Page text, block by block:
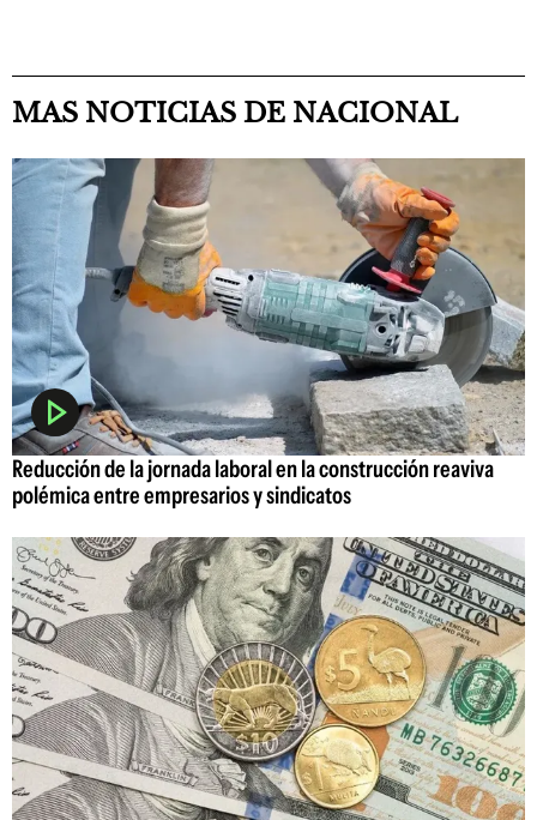
MAS NOTICIAS DE NACIONAL
Reducción de la jornada laboral en la construcción reaviva
polémica entre empresarios y sindicatos